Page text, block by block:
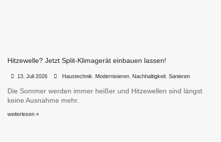
Hitzewelle? Jetzt Split-Klimagerät einbauen lassen!
13. Juli 2026 Haustechnik Modernisieren, Nachhaltigkeit, Sanieren
Die Sommer werden immer heißer und Hitzewellen sind längst
keine Ausnahme mehr.
weiterlesen »